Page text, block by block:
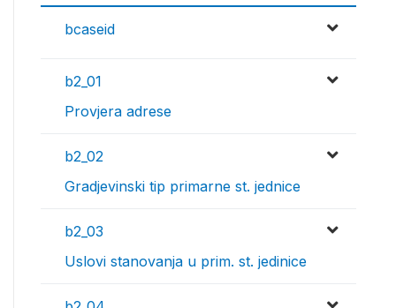
bcaseid
b2_01
Provjera adrese
b2_02
Gradjevinski tip primarne st. jednice
b2_03
Uslovi stanovanja u prim. st. jedinice